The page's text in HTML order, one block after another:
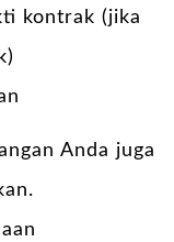
kontrak (jika
Anda juga